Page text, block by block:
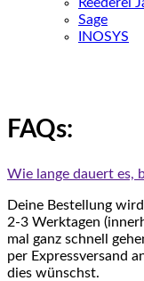
Sage
INOSYS
FAQs:
Wie lange dauert es,
Deine Bestellung
2-3 Werktagen
mal ganz schnell
per Expressversand
dies wünschst.